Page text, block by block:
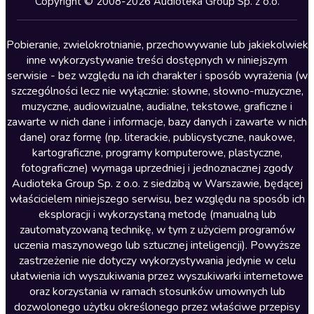
Lektury szkolne
Literatura anglojęzyczna
Literatura faktu
Literatura obyczajowa
Literatura piękna obca
Literatura piękna polska
Nagrania relaksacyjne
Nauka języków
Nauki humanistyczne
Podcasty i audycje
Polityka
Prasa
Religia
Pobieranie, zwielokrotnianie, przechowywanie lub jakiekolwiek
inne wykorzystywanie treści dostępnych w niniejszym
serwisie - bez względu na ich charakter i sposób wyrażenia (w
szczególności lecz nie wyłącznie: słowne, słowno-muzyczne,
muzyczne, audiowizualne, audialne, tekstowe, graficzne i
zawarte w nich dane i informacje, bazy danych i zawarte w nich
dane) oraz formę (np. literackie, publicystyczne, naukowe,
kartograficzne, programy komputerowe, plastyczne,
fotograficzne) wymaga uprzedniej i jednoznacznej zgody
Audioteka Group Sp. z o.o. z siedzibą w Warszawie, będącej
właścicielem niniejszego serwisu, bez względu na sposób ich
eksploracji i wykorzystaną metodę (manualną lub
zautomatyzowaną technikę, w tym z użyciem programów
uczenia maszynowego lub sztucznej inteligencji). Powyższe
zastrzeżenie nie dotyczy wykorzystywania jedynie w celu
ułatwienia ich wyszukiwania przez wyszukiwarki internetowe
oraz korzystania w ramach stosunków umownych lub
dozwolonego użytku określonego przez właściwe przepisy